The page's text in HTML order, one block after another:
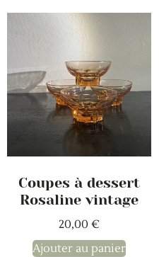
Coupes à dessert
Rosaline vintage
20,00 €
Ajouter au panier